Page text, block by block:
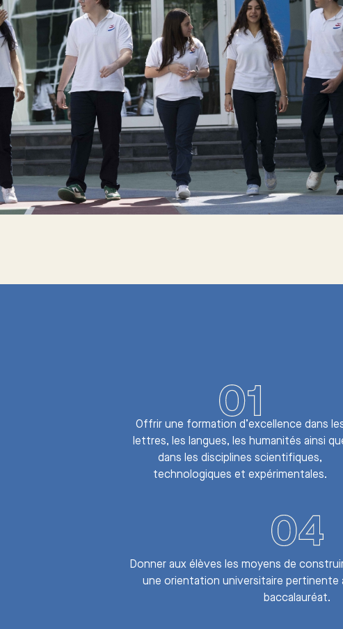
Offrir une formation d’excellence dans
lettres, les langues, les humanités ainsi
dans les disciplines scientifiques,
technologiques et expérimentales.
Donner aux élèves les moyens de
une orientation universitaire pertinente
baccalauréat.